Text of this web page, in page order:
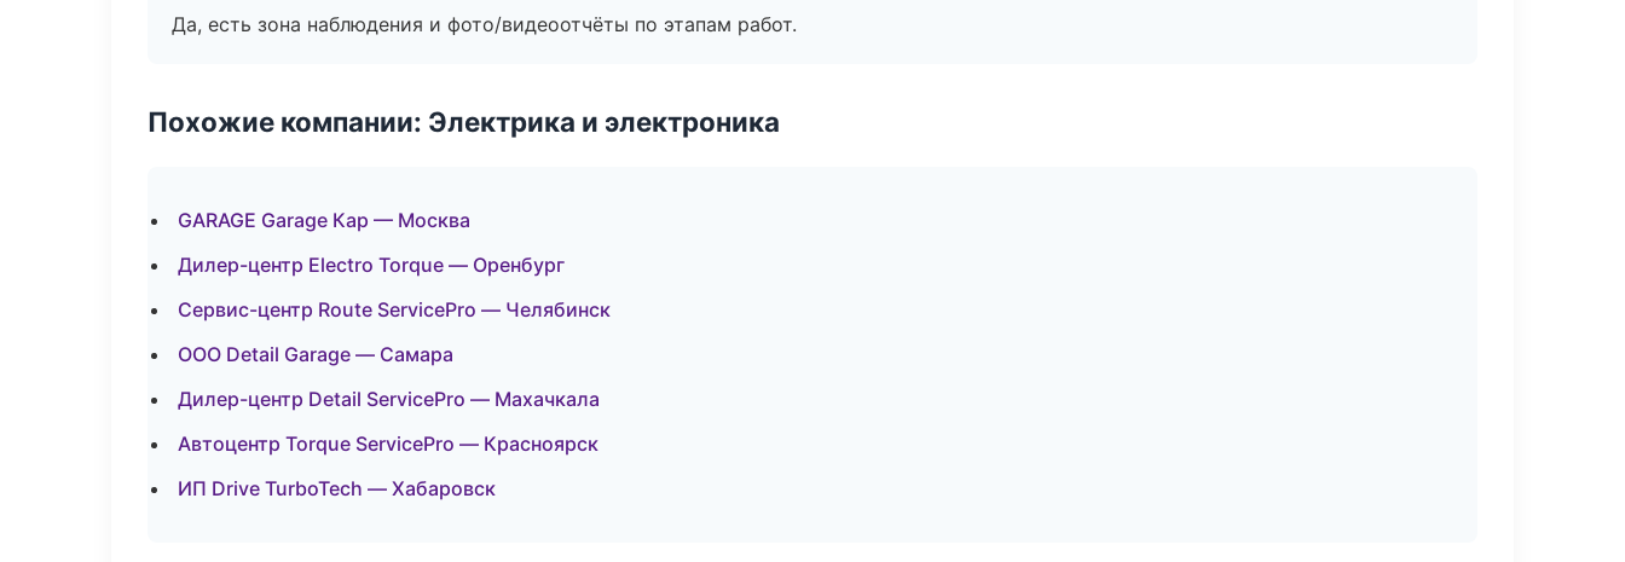
Да, есть зона наблюдения и фото/видеоотчёты по этапам работ.
Похожие компании: Электрика и электроника
GARAGE Garage Кар — Москва
Дилер-центр Electro Torque — Оренбург
Сервис-центр Route ServicePro — Челябинск
ООО Detail Garage — Самара
Дилер-центр Detail ServicePro — Махачкала
Автоцентр Torque ServicePro — Красноярск
ИП Drive TurboTech — Хабаровск